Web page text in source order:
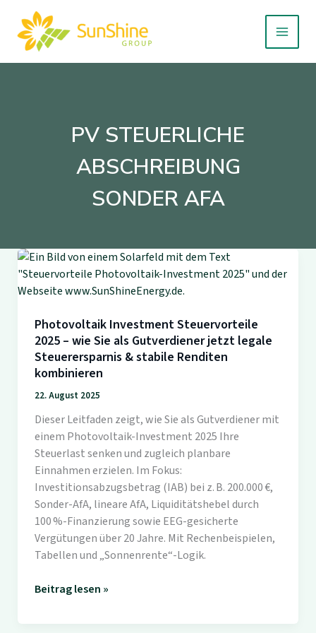
Inhalt
springen
PV STEUERLICHE
ABSCHREIBUNG
SONDER AFA
Photovoltaik Investment Steuervorteile
2025 – wie Sie als Gutverdiener jetzt legale
Steuerersparnis & stabile Renditen
kombinieren
22. August 2025
Dieser Leitfaden zeigt, wie Sie als Gutverdiener mit
einem Photovoltaik-Investment 2025 Ihre
Steuerlast senken und zugleich planbare
Einnahmen erzielen. Im Fokus:
Investitionsabzugsbetrag (IAB) bei z. B. 200.000 €,
Sonder-AfA, lineare AfA, Liquiditätshebel durch
100 %-Finanzierung sowie EEG-gesicherte
Vergütungen über 20 Jahre. Mit Rechenbeispielen,
Tabellen und „Sonnenrente“-Logik.
Photovoltaik
Beitrag lesen »